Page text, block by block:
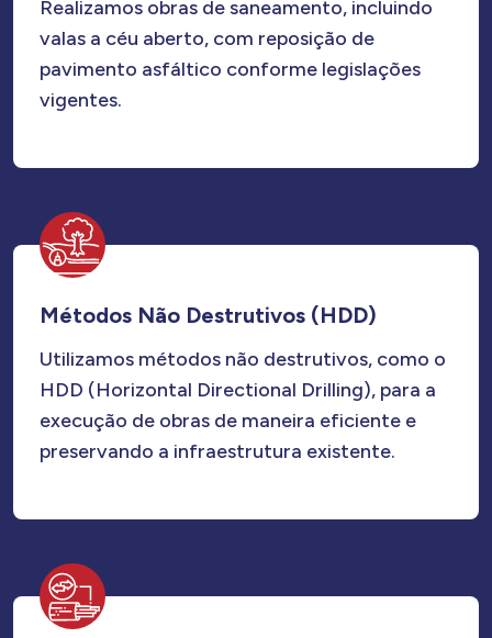
Realizamos obras de saneamento, incluindo
valas a céu aberto, com reposição de
pavimento asfáltico conforme legislações
vigentes.
Métodos Não Destrutivos (HDD)
Utilizamos métodos não destrutivos, como o
HDD (Horizontal Directional Drilling), para a
execução de obras de maneira eficiente e
preservando a infraestrutura existente.